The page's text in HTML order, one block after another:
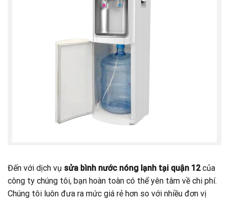
Đến với dịch vụ sửa bình nước nóng lạnh tại quận 12của
công ty chúng tôi, bạn hoàn toàn có thể yên tâm về chi phí.
Chúng tôi luôn đưa ra mức giá rẻ hơn so với nhiều đơn vị